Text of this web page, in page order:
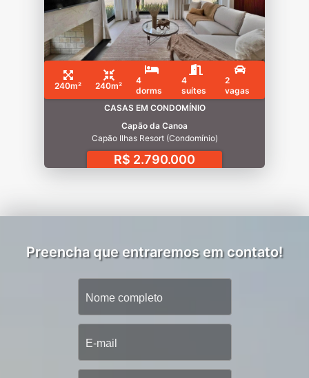
240m² 240m²
4
dorms
4
suítes
2
vagas
CASAS EM CONDOMÍNIO
Capão da Canoa
Capão Ilhas Resort (Condomínio)
R$ 2.790.000
Preencha que entraremos em contato!